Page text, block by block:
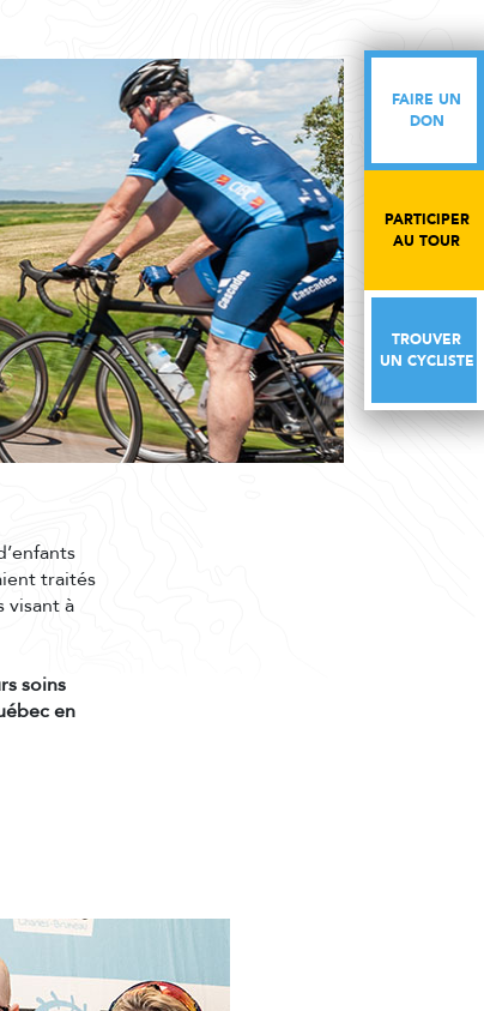
FAIRE UN
DON
PARTICIPER
AU TOUR
TROUVER
UN CYCLISTE
traités
visant à
soins
en
FAIRE UN
DON
PARTICIPER
AU TOUR
TROUVER
UN CYCLISTE